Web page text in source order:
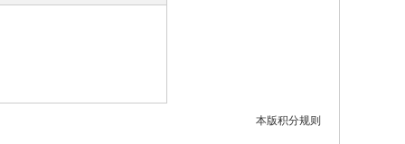
本版积分规则